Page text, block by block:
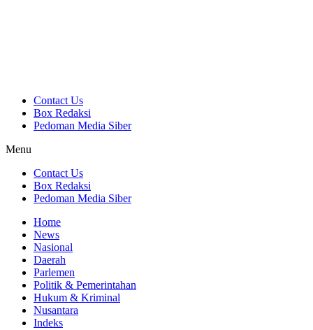
Contact Us
Box Redaksi
Pedoman Media Siber
Menu
Contact Us
Box Redaksi
Pedoman Media Siber
Home
News
Nasional
Daerah
Parlemen
Politik & Pemerintahan
Hukum & Kriminal
Nusantara
Indeks